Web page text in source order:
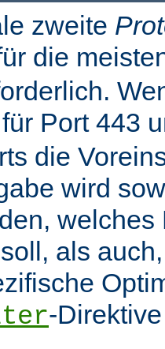
zweite
die
für Port 443
die
wird
welches
als
-